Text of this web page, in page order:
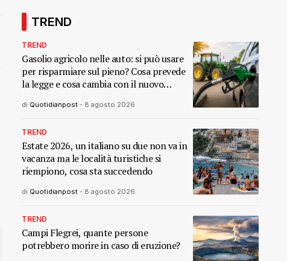
TREND
TREND
Gasolio agricolo nelle auto: si può usare
per risparmiare sul pieno? Cosa prevede
la legge e cosa cambia con il nuovo
di Quotidianpost - 8 agosto 2026
TREND
Estate 2026, un italiano su due non va in
vacanza ma le località turistiche si
riempiono, cosa sta succedendo
di Quotidianpost - 8 agosto 2026
TREND
Campi Flegrei, quante persone
potrebbero morire in caso di eruzione?